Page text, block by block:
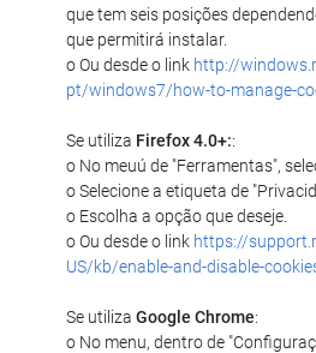
que tem seis posições
que permitirá instalar.
o Ou desde o link http://
pt/windows7/how-to-manage-
Se utiliza Firefox 4.0+::
o No meuú de "Ferramentas",
o Selecione a etiqueta de
o Escolha a opção que deseje.
o Ou desde o link https://
US/kb/enable-and-disable-
Se utiliza Google Chrome:
o No menu, dentro de